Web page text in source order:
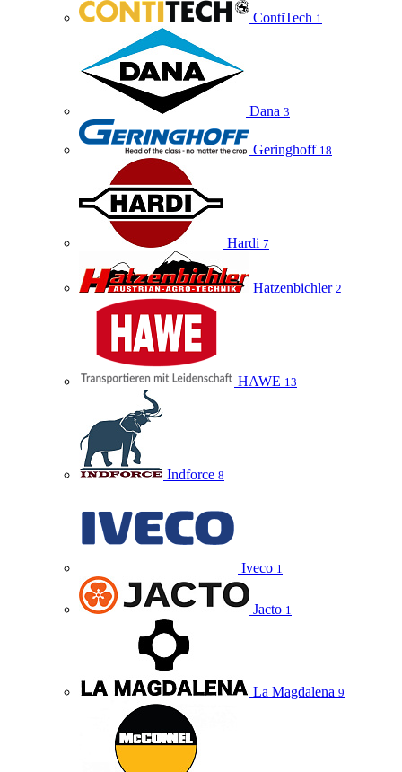
ContiTech 1
Dana 3
Geringhoff 18
Hardi 7
Hatzenbichler 2
HAWE 13
Indforce 8
Iveco 1
Jacto 1
La Magdalena 9